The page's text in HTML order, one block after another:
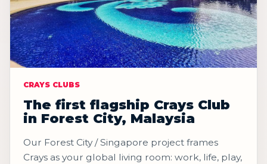
CRAYS CLUBS
The first flagship Crays Club
in Forest City, Malaysia
Our Forest City / Singapore project frames
Crays as your global living room: work, life, play,